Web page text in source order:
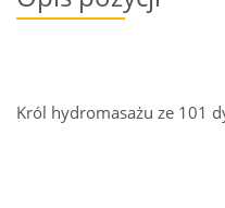
Król hydromasażu ze 101